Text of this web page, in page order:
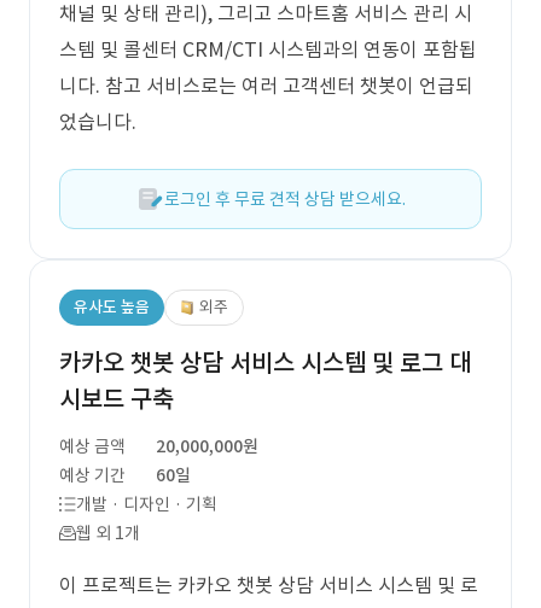
채널 및 상태 관리), 그리고 스마트홈 서비스 관리 시
스템 및 콜센터 CRM/CTI 시스템과의 연동이 포함됩
니다. 참고 서비스로는 여러 고객센터 챗봇이 언급되
었습니다.
로그인 후 무료 견적 상담 받으세요.
유사도 높음 외주
카카오 챗봇 상담 서비스 시스템 및 로그 대
시보드 구축
예상 금액
20,000,000원
예상 기간
60일
개발 · 디자인 · 기획
웹 외 1개
이 프로젝트는 카카오 챗봇 상담 서비스 시스템 및 로